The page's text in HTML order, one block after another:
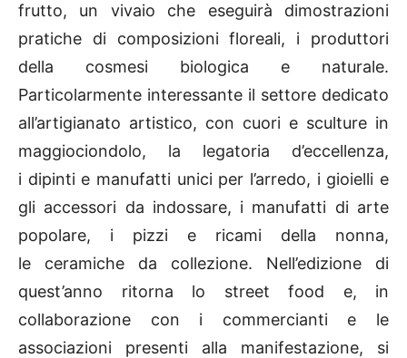
frutto, un vivaio che eseguirà dimostrazioni
pratiche di composizioni floreali, i produttori
della cosmesi biologica e naturale.
Particolarmente interessante il settore dedicato
all’artigianato artistico, con cuori e sculture in
maggiociondolo, la legatoria d’eccellenza,
i dipinti e manufatti unici per l’arredo, i gioielli e
gli accessori da indossare, i manufatti di arte
popolare, i pizzi e ricami della nonna,
le ceramiche da collezione. Nell’edizione di
quest’anno ritorna lo street food e, in
collaborazione con i commercianti e le
associazioni presenti alla manifestazione, si